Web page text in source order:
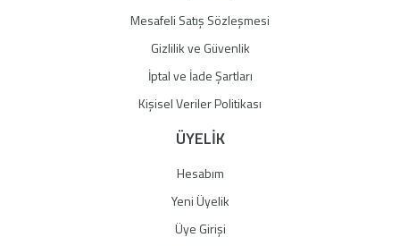
Mesafeli Satış Sözleşmesi
Gizlilik ve Güvenlik
İptal ve İade Şartları
Kişisel Veriler Politikası
ÜYELİK
Hesabım
Yeni Üyelik
Üye Girişi